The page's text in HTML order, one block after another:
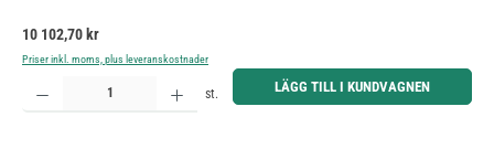
Ordinarie pris:
10 102,70 kr
Priser inkl. moms, plus leveranskostnader
Produktkvantitet: Ange önskat belopp eller använd knapparna för att öka eller minska kvantiteten.
st. LÄGG TILL I KUNDVAGNEN